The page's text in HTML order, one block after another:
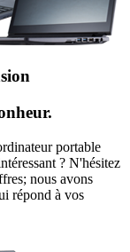
portable
? N'hésitez
nous avons
répond à vos